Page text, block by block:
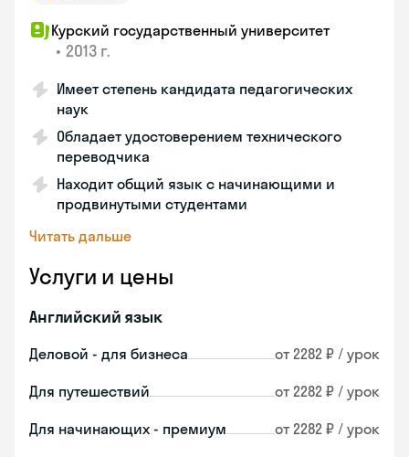
Курский государственный университет
• 2013 г.
Имеет степень кандидата педагогических
наук
Обладает удостоверением технического
переводчика
Находит общий язык с начинающими и
продвинутыми студентами
Читать дальше
Услуги и цены
Английский язык
Деловой - для бизнеса от 2282 ₽ / урок
Для путешествий от 2282 ₽ / урок
Для начинающих - премиум от 2282 ₽ / урок